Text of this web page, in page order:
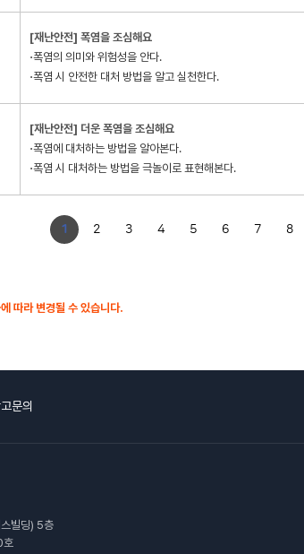
[재난안전] 폭염을 조심해요
⋅폭염의 의미와 위험성을 안다.
⋅폭염 시 안전한 대처 방법을 알고 실천한다.
[재난안전] 더운 폭염을 조심해요
⋅폭염에 대처하는 방법을 알아본다.
⋅폭염 시 대처하는 방법을 극놀이로 표현해본다.
1 2 3 4 5 6 7 8
따라 변경될 수 있습니다.
문의
빌딩) 5층
호